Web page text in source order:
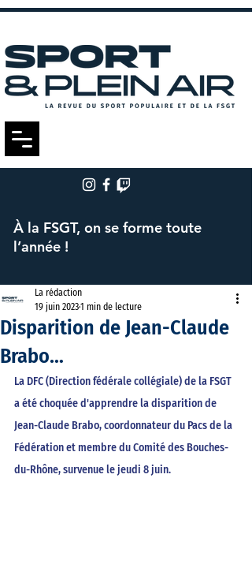
À la FSGT, on se forme toute
l’année !
Disparition de Jean-Claude
Brabo…
La rédaction
19 juin 20231 min de lecture
La DFC (Direction fédérale collégiale) de la FSGT
a été choquée d'apprendre la disparition de
Jean-Claude Brabo, coordonnateur du Pacs de la
Fédération et membre du Comité des Bouches-
du-Rhône, survenue le jeudi 8 juin.